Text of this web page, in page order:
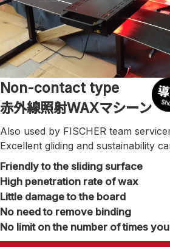
Non-contact type
赤外線照射WAXマシーン
Also used by FISCHER team
Excellent gliding and sustainability
Friendly to the sliding surface
High penetration rate of wax
Little damage to the board
No need to remove binding
No limit on the number of times